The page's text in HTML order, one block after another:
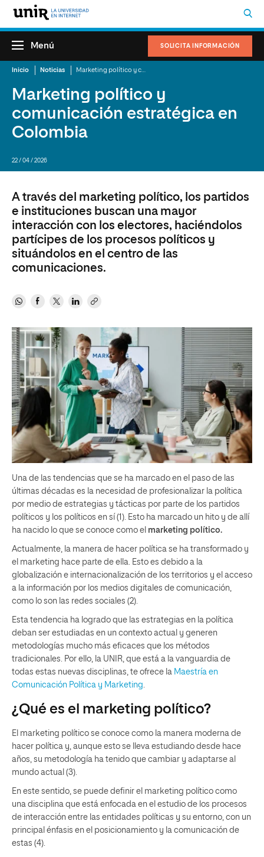
SOLICITA INFORMACIÓN
Menú
Inicio Noticias
Marketing político y
comunicación estratégica en
Colombia
22 / 04 / 2026
A través del marketing político, los partidos
e instituciones buscan una mayor
interacción con los electores, haciéndolos
partícipes de los procesos políticos y
situándolos en el centro de las
comunicaciones.
Una de las tendencias que se ha marcado en el paso de las
últimas décadas es la necesidad de profesionalizar la política
por medio de estrategias y tácticas por parte de los partidos
políticos y los políticos en sí (1). Esto ha marcado un hito y de allí
ha nacido lo que se conoce como el marketing político.
Actualmente, la manera de hacer política se ha transformado y
el marketing hace parte de ella. Esto es debido a la
globalización e internacionalización de los territorios y el acceso
a la información por los medios digitales de comunicación,
como lo son las redes sociales (2).
Esta tendencia ha logrado que las estrategias en la política
deban ser estudiadas en un contexto actual y generen
metodologías mucho más eficaces que los métodos
tradicionales. Por ello, la UNIR, que está a la vanguardia de
todas estas nuevas disciplinas, te ofrece la Maestría en
Comunicación Política y Marketing
¿Qué es el marketing político?
El marketing político se conoce como la manera moderna de
hacer política y, aunque esto se lleva estudiando desde hace
años, su metodología ha tenido que cambiar y adaptarse al
mundo actual (3).
En este sentido, se puede definir el marketing político como
una disciplina que está enfocada en el estudio de los procesos
de interacción entre las entidades políticas y su entorno, con un
principal énfasis en el posicionamiento y la comunicación de
estas (4).